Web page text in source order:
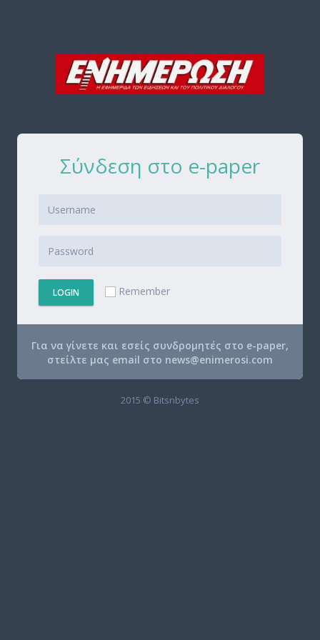
Σύνδεση στο e-paper
LOGIN Remember
Για να γίνετε και εσείς συνδρομητές στο e-paper,
στείλτε μας email στο news@enimerosi.com
2015 © Bitsnbytes